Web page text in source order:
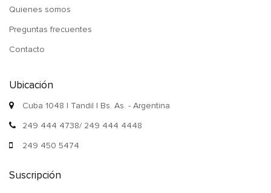
Quienes somos
Preguntas frecuentes
Contacto
Ubicación
Cuba 1048 | Tandil | Bs. As. - Argentina
249 444 4738/ 249 444 4448
249 450 5474
Suscripción